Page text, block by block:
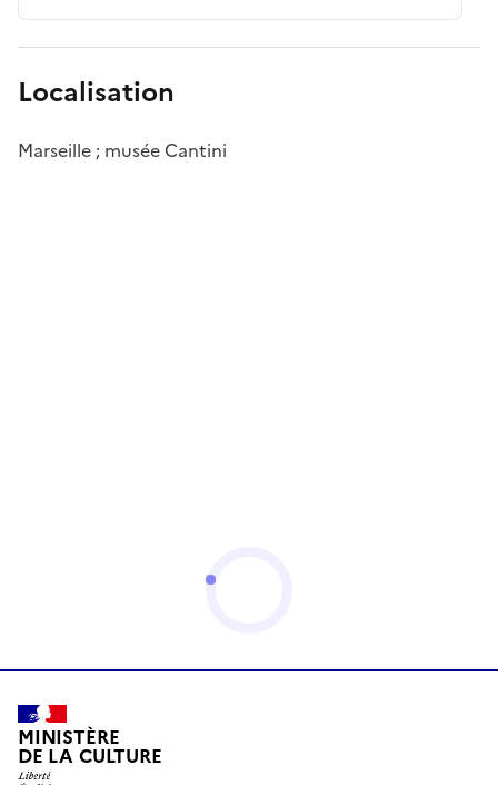
Localisation
Marseille ; musée Cantini
MINISTÈRE
DE LA CULTURE